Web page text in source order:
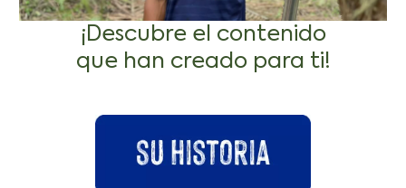
¡Descubre el contenido
que han creado para ti!